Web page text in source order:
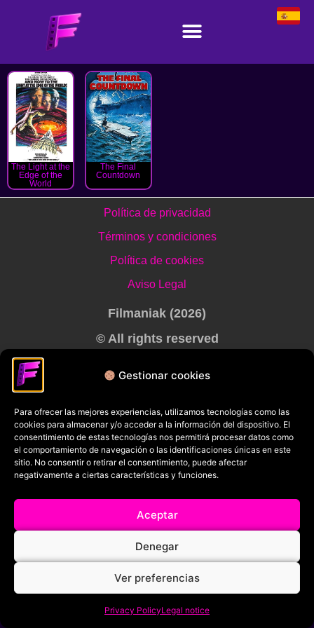
Gestionar cookies
Para ofrecer las mejores experiencias, utilizamos tecnologías como las
cookies para almacenar y/o acceder a la información del dispositivo. El
consentimiento de estas tecnologías nos permitirá procesar datos como
el comportamiento de navegación o las identificaciones únicas en este
sitio. No consentir o retirar el consentimiento, puede afectar
negativamente a ciertas características y funciones.
Aceptar
Denegar
Ver preferencias
Privacy PolicyLegal notice
The Light at the
Edge of the
World
The Final
Countdown
Política de privacidad
Términos y condiciones
Política de cookies
Aviso Legal
Filmaniak (2026)
© All rights reserved